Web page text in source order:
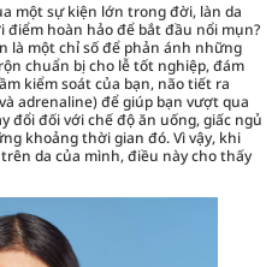
một sự kiện lớn trong đời, làn da
hoàn hảo để bắt đầu nổi mụn?
là một chỉ số để phản ánh những
chuẩn bị cho lễ tốt nghiệp, đám
kiểm soát của bạn, não tiết ra
adrenaline) để giúp bạn vượt qua
đổi đối với chế độ ăn uống, giấc ngủ
khoảng thời gian đó. Vì vậy, khi
da của mình, điều này cho thấy